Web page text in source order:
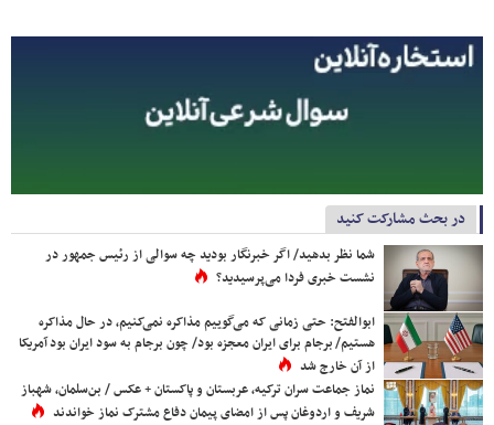
در بحث مشارکت کنید
شما نظر بدهید/ اگر خبرنگار بودید چه سوالی از رئیس جمهور در
نشست خبری فردا می‌پرسیدید؟
ابوالفتح: حتی زمانی که می‌گوییم مذاکره نمی‌کنیم، در حال مذاکره
هستیم/ برجام برای ایران معجزه بود/ چون برجام به سود ایران بود آمریکا
از آن خارج شد
نماز جماعت سران ترکیه، عربستان و پاکستان + عکس / بن‌سلمان، شهباز
شریف و اردوغان پس از امضای پیمان دفاع مشترک نماز خواندند